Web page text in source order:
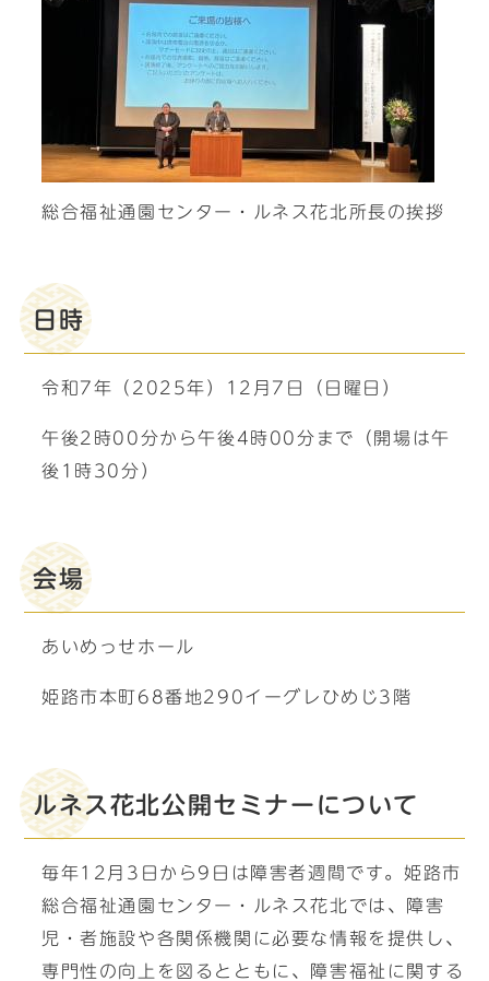
総合福祉通園センター・ルネス花北所長の挨拶
日時
令和7年（2025年）12月7日（日曜日）
午後2時00分から午後4時00分まで（開場は午
後1時30分）
会場
あいめっせホール
姫路市本町68番地290イーグレひめじ3階
ルネス花北公開セミナーについて
毎年12月3日から9日は障害者週間です。姫路市
総合福祉通園センター・ルネス花北では、障害
児・者施設や各関係機関に必要な情報を提供し、
専門性の向上を図るとともに、障害福祉に関する